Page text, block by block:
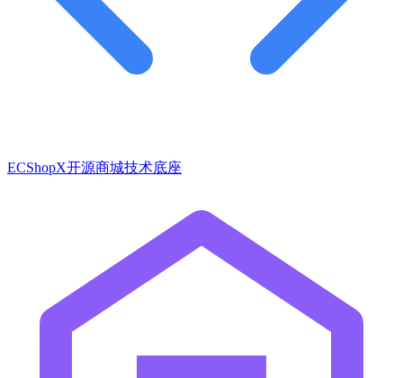
ECShopX开源商城技术底座